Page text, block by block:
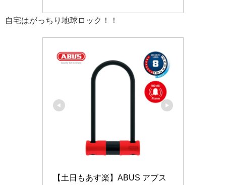
自宅はがっちり地球ロック！！
【土日もあす楽】ABUS アブス